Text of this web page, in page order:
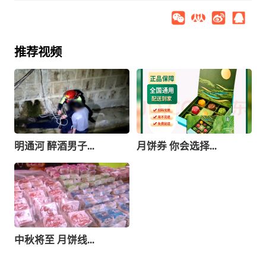
推荐视频
明通河 醉酒男子... 月饼券 你会选择...
中秋将至 月饼线...